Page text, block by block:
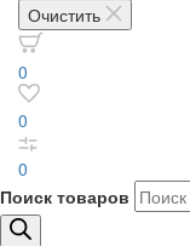
Очистить
0
0
0
Поиск товаров